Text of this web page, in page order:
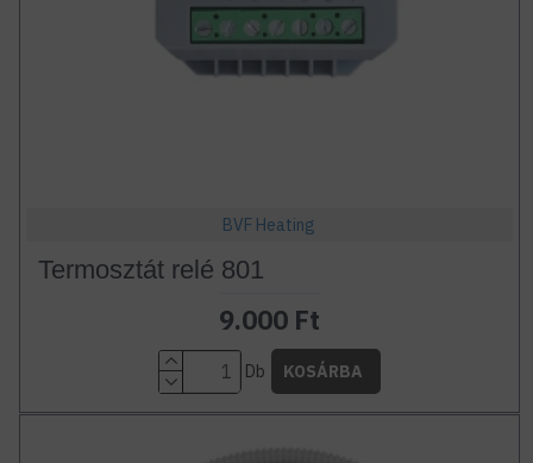
BVF Heating
Termosztát relé 801
9.000 Ft
Db KOSÁRBA